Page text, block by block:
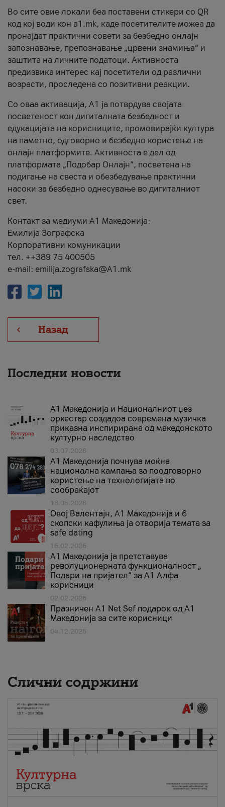
Во сите овие локали беа поставени стикери со QR
код кој води кон a1.mk, каде посетителите можеа да
пронајдат практични совети за безбедно онлајн
запознавање, препознавање „црвени знамиња“ и
заштита на личните податоци. Активноста
предизвика интерес кај посетители од различни
возрасти, проследена со позитивни реакции.
Со оваа активација, А1 ја потврдува својата
посветеност кон дигиталната безбедност и
едукацијата на корисниците, промовирајќи култура
на паметно, одговорно и безбедно користење на
онлајн платформите. Активноста е дел од
платформата „Подобар Онлајн“, посветена на
подигање на свеста и обезбедување практични
насоки за безбедно однесување во дигиталниот
свет.
Контакт за медиуми А1 Македонија:
Емилија Зографска
Корпоративни комуникации
тел. ++389 75 400505
e-mail: emilija.zografska@A1.mk
Назад
Последни новости
А1 Македонија и Националниот џез
оркестар создадоа современа музичка
приказна инспирирана од македонското
културно наследство
03.07.2026
A1 Македонија почнува моќна
национална кампања за поодговорно
користење на технологијата во
сообраќајот
18.05.2026
Овој Валентајн, A1 Македонија и 6
скопски кафулиња ја отворија темата за
safe dating
16.02.2026
А1 Македонија ја претставува
револуционерната функционалност „
Подари на пријател“ за А1 Алфа
корисници
02.02.2026
Празничен A1 Net Sеf подарок од А1
Македонија за сите корисници
04.12.2025
Слични содржини